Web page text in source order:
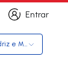
Entrar
Entrar
e Montes